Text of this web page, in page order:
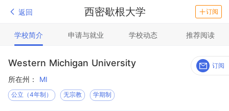
返回 西密歇根大学 订阅
学校简介 申请与就业 学校动态 推荐阅读
Western Michigan University
所在州： MI
公立（4年制） 无宗教 学期制
订阅